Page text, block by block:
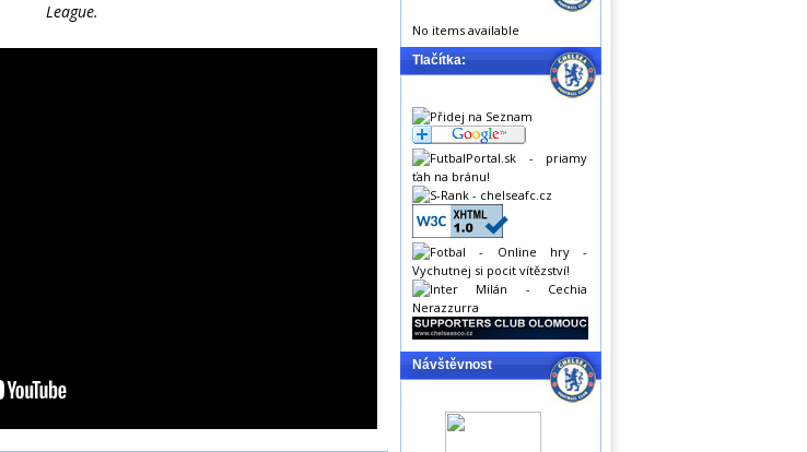
League.
No items available
Tlačítka:
Návštěvnost